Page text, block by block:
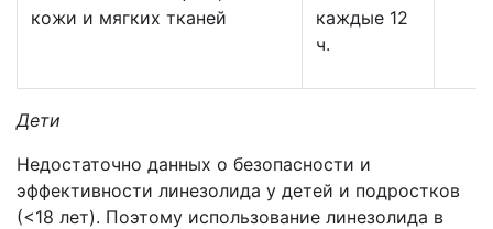
кожи и мягких тканей
каждые 12
ч.
Дети
Недостаточно данных о безопасности и
эффективности линезолида у детей и подростков
(<18 лет). Поэтому использование линезолида в